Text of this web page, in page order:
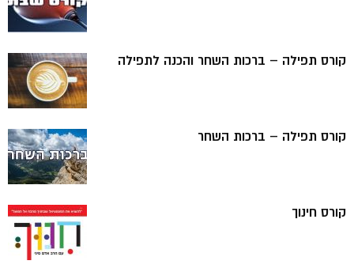
קורס תפילה – ברכות השחר והכנה לתפילה
קורס תפילה – ברכות השחר
קורס חינוך